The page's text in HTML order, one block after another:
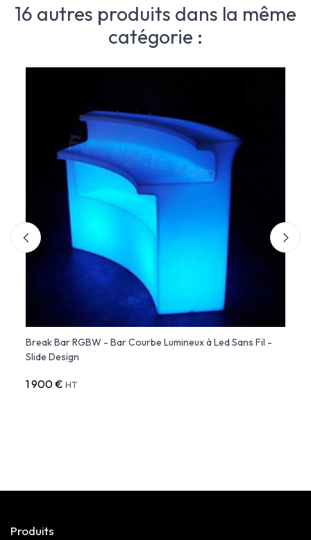
16 autres produits dans la même
catégorie :
Break Bar RGBW - Bar Courbe Lumineux à Led Sans Fil -
Slide Design
1 900 € HT
Produits